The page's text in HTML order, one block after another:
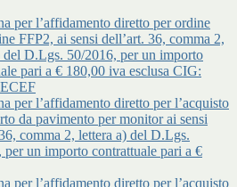
per l’affidamento diretto per ordine
FFP2, ai sensi dell’art. 36, comma 2,
del D.Lgs. 50/2016, per un importo
pari a € 180,00 iva esclusa CIG:
per l’affidamento diretto per l’acquisto
da pavimento per monitor ai sensi
comma 2, lettera a) del D.Lgs.
per un importo contrattuale pari a €
per l’affidamento diretto per l’acquisto